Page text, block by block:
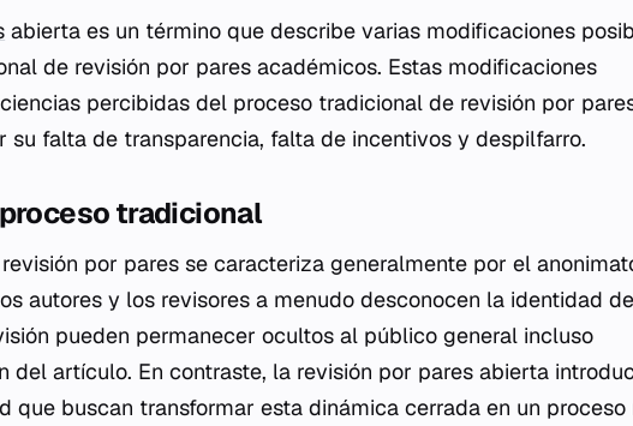
abierta es un término que describe varias modificaciones
de revisión por pares académicos. Estas modificaciones
percibidas del proceso tradicional de revisión por
su falta de transparencia, falta de incentivos y despilfarro.
tradicional
por pares se caracteriza generalmente por el
autores y los revisores a menudo desconocen la identidad
pueden permanecer ocultos al público general incluso
del artículo. En contraste, la revisión por pares abierta
que buscan transformar esta dinámica cerrada en un proceso